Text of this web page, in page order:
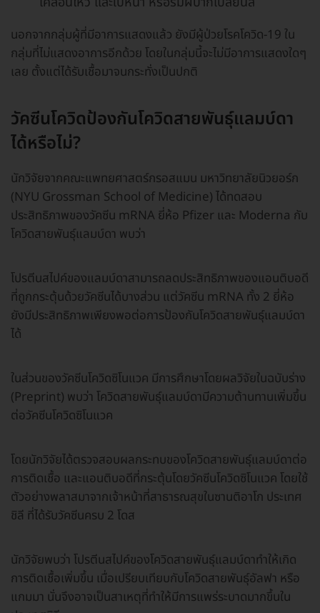
นอกจากกลุ่มผู้ที่มีอาการแสดงแล้ว ยังมีผู้ป่วยโรคโควิด-19 ใน
กลุ่มที่ไม่แสดงอาการอีกด้วย โดยในกลุ่มนี้จะไม่มีอาการแสดงใดๆ
เลย ตั้งแต่ได้รับเชื้อมาจนกระทั่งเป็นปกติ
วัคซีนโควิดป้องกันโควิดสายพันธุ์แลมบ์ดา
ได้หรือไม่?
นักวิจัยจากคณะแพทยศาสตร์กรอสแมน มหาวิทยาลัยนิวยอร์ก
(NYU Grossman School of Medicine) ได้ทดสอบ
ประสิทธิภาพของวัคซีน mRNA ยี่ห้อ Pfizer และ Moderna กับ
โควิดสายพันธุ์แลมบ์ดา พบว่า
โปรตีนสไปค์ของแลมบ์ดาสามารถลดประสิทธิภาพของแอนติบอดี
ที่ถูกกระตุ้นด้วยวัคซีนได้บางส่วน แต่วัคซีน mRNA ทั้ง 2 ยี่ห้อ
ยังมีประสิทธิภาพเพียงพอต่อการป้องกันโควิดสายพันธุ์แลมบ์ดา
ได้
ในส่วนของวัคซีนโควิดซิโนแวค มีการศึกษาโดยผลวิจัยในฉบับร่าง
(Preprint) พบว่า โควิดสายพันธุ์แลมบ์ดามีความต้านทานเพิ่มขึ้น
ต่อวัคซีนโควิดซิโนแวค
โดยนักวิจัยได้ตรวจสอบผลกระทบของโควิดสายพันธุ์แลมบ์ดาต่อ
การติดเชื้อ และแอนติบอดีที่กระตุ้นโดยวัคซีนโควิดซิโนแวค โดยใช้
ตัวอย่างพลาสมาจากเจ้าหน้าที่สาธารณสุขในซานติอาโก ประเทศ
ชิลี ที่ได้รับวัคซีนครบ 2 โดส
นักวิจัยพบว่า โปรตีนสไปค์ของโควิดสายพันธุ์แลมบ์ดาทำให้เกิด
การติดเชื้อเพิ่มขึ้น เมื่อเปรียบเทียบกับโควิดสายพันธุ์อัลฟา หรือ
แกมมา นั่นจึงอาจเป็นสาเหตุที่ทำให้มีการแพร่ระบาดมากขึ้นใน